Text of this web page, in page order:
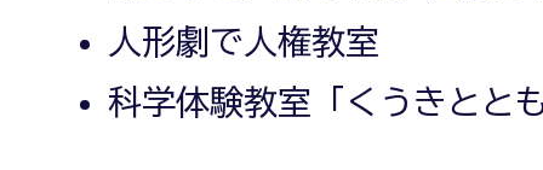
人形劇で人権教室
科学体験教室「くうきとと